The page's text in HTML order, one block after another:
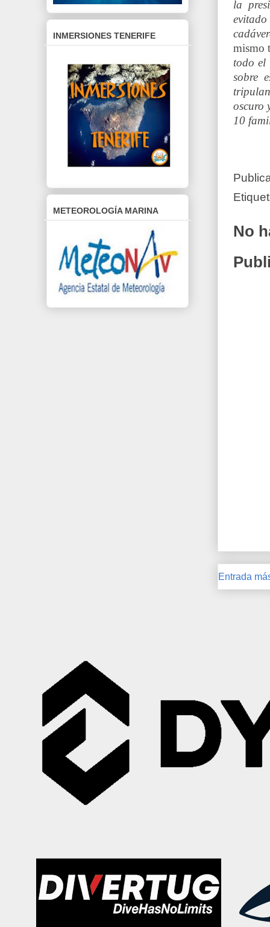
la
mismo
todo el
sobre
oscuro
10
No
Entrada
INMERSIONES TENERIFE
METEOROLOGÍA MARINA